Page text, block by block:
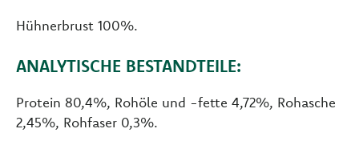
Hühnerbrust 100%.
ANALYTISCHE BESTANDTEILE:
Protein 80,4%, Rohöle und -fette 4,72%, Rohasche
2,45%, Rohfaser 0,3%.